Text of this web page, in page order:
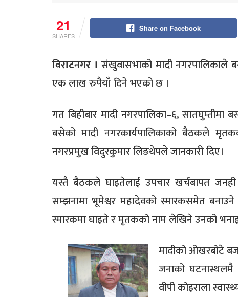
21
SHARES
Share on Facebook
विराटनगर । संखुवासभाको मादी नगरपालिकाले
एक लाख रुपैयाँ दिने भएको छ ।
गत बिहीबार मादी नगरपालिका–६, सातघुम्तीमा
बसेको मादी नगरकार्यपालिकाको बैठकले
नगरप्रमुख विदुरकुमार लिङथेपले जानकारी दिए।
यस्तै बैठकले घाइतेलाई उपचार खर्चबापत
सम्झनामा भूमेश्वर महादेवको स्मारकसमेत
स्मारकमा घाइते र मृतकको नाम लेखिने उनको
मादीको ओखरबोटे
जनाको
वीपी कोइराला